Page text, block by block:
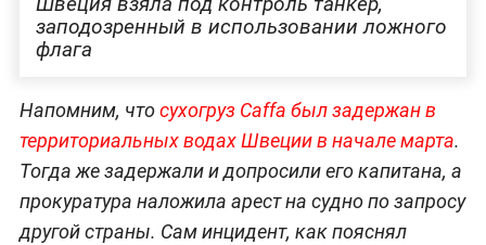
заподозренный в использовании ложного
флага
Напомним, чтосухогруз Caffa был задержан в
территориальных водах Швеции в начале марта.
Тогда же задержали и допросили его капитана, а
прокуратура наложила арест на судно по запросу
другой страны. Сам инцидент, как пояснял